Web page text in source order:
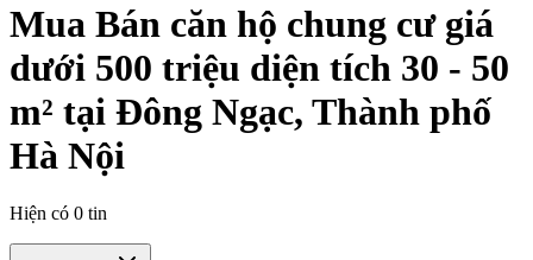
Mua Bán căn hộ chung cư giá
dưới 500 triệu diện tích 30 - 50
m² tại Đông Ngạc, Thành phố
Hà Nội
Hiện có 0 tin